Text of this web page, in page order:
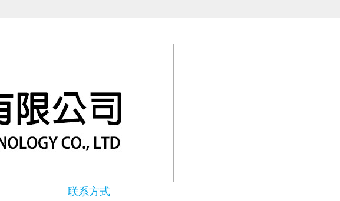
联系方式